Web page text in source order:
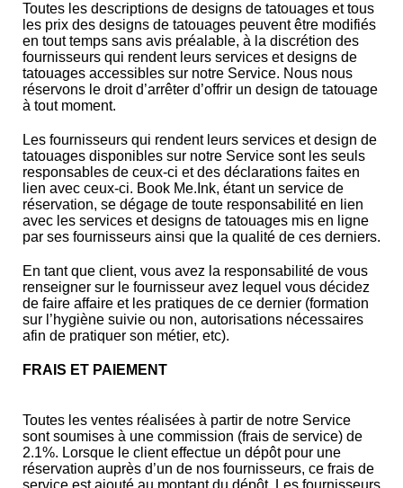
Toutes les descriptions de designs de tatouages et tous
les prix des designs de tatouages peuvent être modifiés
en tout temps sans avis préalable, à la discrétion des
fournisseurs qui rendent leurs services et designs de
tatouages accessibles sur notre Service. Nous nous
réservons le droit d’arrêter d’offrir un design de tatouage
à tout moment.
Les fournisseurs qui rendent leurs services et design de
tatouages disponibles sur notre Service sont les seuls
responsables de ceux-ci et des déclarations faites en
lien avec ceux-ci. Book Me.Ink, étant un service de
réservation, se dégage de toute responsabilité en lien
avec les services et designs de tatouages mis en ligne
par ses fournisseurs ainsi que la qualité de ces derniers.
En tant que client, vous avez la responsabilité de vous
renseigner sur le fournisseur avez lequel vous décidez
de faire affaire et les pratiques de ce dernier (formation
sur l’hygiène suivie ou non, autorisations nécessaires
afin de pratiquer son métier, etc).
FRAIS ET PAIEMENT
Toutes les ventes réalisées à partir de notre Service
sont soumises à une commission (frais de service) de
2.1%. Lorsque le client effectue un dépôt pour une
réservation auprès d’un de nos fournisseurs, ce frais de
service est ajouté au montant du dépôt. Les fournisseurs